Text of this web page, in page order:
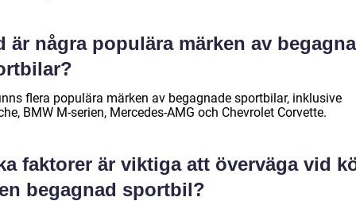
är några populära märken av
flera populära märken av begagnade sportbilar, inklusive
BMW M-serien, Mercedes-AMG och Chevrolet Corvette.
faktorer är viktiga att överväga vid
begagnad sportbil?